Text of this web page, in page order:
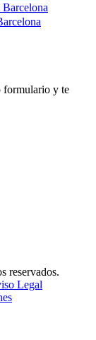
Barcelona
formulario y te
reservados.
Legal